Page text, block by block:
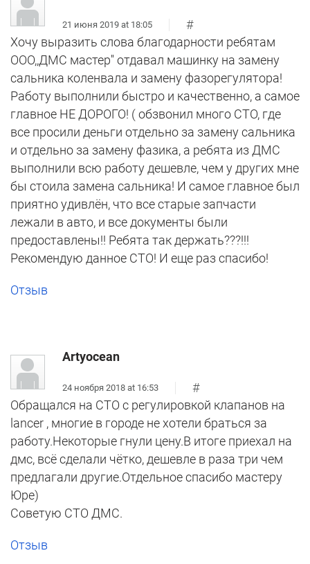
21 июня 2019 at 18:05
#
Хочу выразить слова благодарности ребятам
ООО,,ДМС мастер'' отдавал машинку на замену
сальника коленвала и замену фазорегулятора!
Работу выполнили быстро и качественно, а самое
главное НЕ ДОРОГО! ( обзвонил много СТО, где
все просили деньги отдельно за замену сальника
и отдельно за замену фазика, а ребята из ДМС
выполнили всю работу дешевле, чем у других мне
бы стоила замена сальника! И самое главное был
приятно удивлён, что все старые запчасти
лежали в авто, и все документы были
предоставлены!! Ребята так держать???!!!
Рекомендую данное СТО! И еще раз спасибо!
Отзыв
Artyocean
24 ноября 2018 at 16:53
#
Обращался на СТО с регулировкой клапанов на
lancer , многие в городе не хотели браться за
работу.Некоторые гнули цену.В итоге приехал на
дмс, всё сделали чётко, дешевле в раза три чем
предлагали другие.Отдельное спасибо мастеру
Юре)
Советую СТО ДМС.
Отзыв